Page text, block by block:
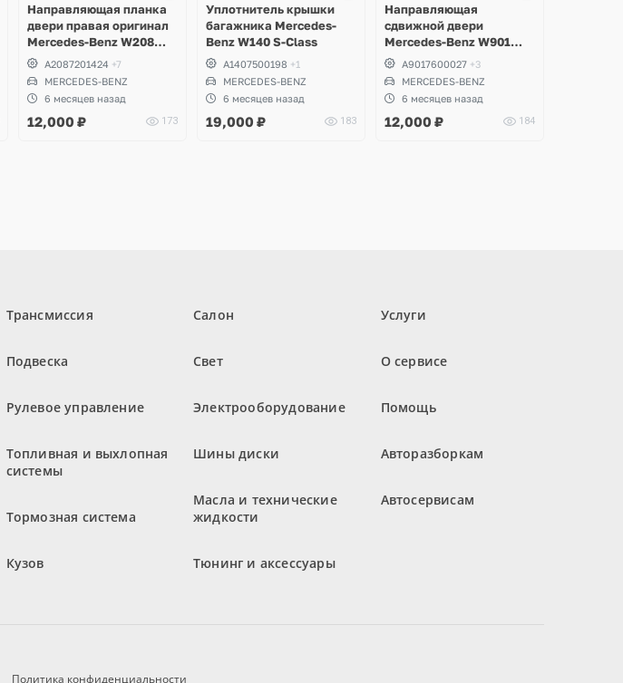
Направляющая планка
двери правая оригинал
Mercedes-Benz W208
CLKA2087201424 +7
MERCEDES-BENZ
6 месяцев назад
12,000 ₽ 173
Уплотнитель крышки
багажника Mercedes-
Benz W140 S-Class
A1407500198 +1
MERCEDES-BENZ
6 месяцев назад
19,000 ₽ 183
Направляющая
сдвижной двери
Mercedes-Benz W901
Sprinter
A9017600027 +3
MERCEDES-BENZ
6 месяцев назад
12,000 ₽ 184
Трансмиссия
Подвеска
Рулевое управление
Топливная и выхлопная
системы
Тормозная система
Кузов
Салон
Свет
Электрооборудование
Шины диски
Масла и технические
жидкости
Тюнинг и аксессуары
Услуги
О сервисе
Помощь
Авторазборкам
Автосервисам
Политика конфиденциальности